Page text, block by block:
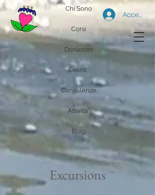
Chi Sono
Corsi
Donazioni
Consulenze
Attivita'
Blog
Accedi
Eventi
Excursions